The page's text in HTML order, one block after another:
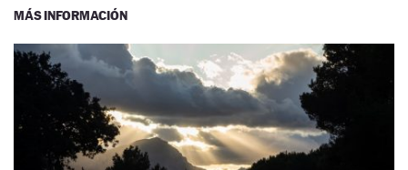
MÁS INFORMACIÓN